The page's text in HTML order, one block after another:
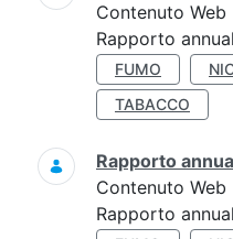
Contenuto Web
Rapporto
FUMO
TABACCO
Rapporto
Contenuto Web
Rapporto